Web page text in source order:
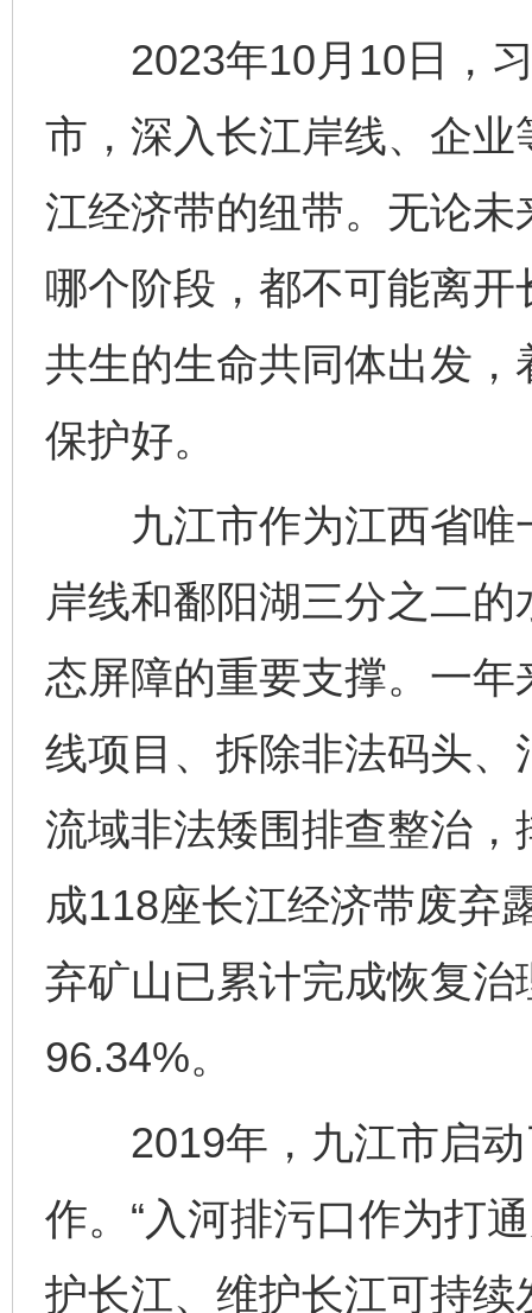
2023年10月10日，习
市，深入长江岸线、企
江经济带的纽带。无论
哪个阶段，都不可能离
共生的生命共同体出发
保护好。
九江市作为江西省唯
岸线和鄱阳湖三分之二
态屏障的重要支撑。一
线项目、拆除非法码头
流域非法矮围排查整治
成118座长江经济带废弃
弃矿山已累计完成恢复
96.34%。
2019年，九江市启动
作。“入河排污口作为打
护长江、维护长江可持续